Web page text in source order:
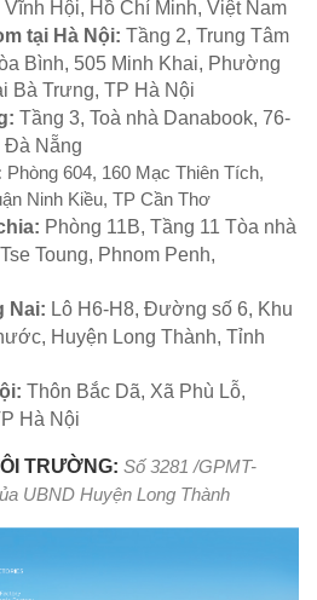
Hội, Hồ Chí Minh, Việt Nam
tại Hà Nội: Tầng 2, Trung Tâm
Bình, 505 Minh Khai, Phường
Bà Trưng, TP Hà Nội
Tầng 3, Toà nhà Danabook, 76-
Đà Nẵng
Phòng 604, 160 Mạc Thiên Tích,
Ninh Kiều, TP Cần Thơ
Phòng 11B, Tầng 11 Tòa nhà
Toung, Phnom Penh,
Nai: Lô H6-H8, Đường số 6, Khu
Huyện Long Thành, Tỉnh
Thôn Bắc Dã, Xã Phù Lỗ,
Hà Nội
TRƯỜNG: Số 3281 /GPMT-
UBND Huyện Long Thành